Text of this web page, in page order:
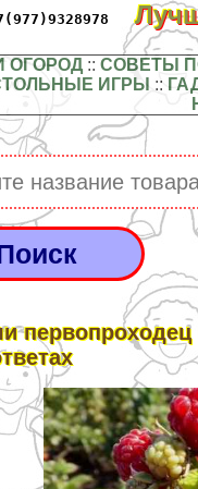
ОГОРОД:: СОВЕТЫ
ИГРЫ ::